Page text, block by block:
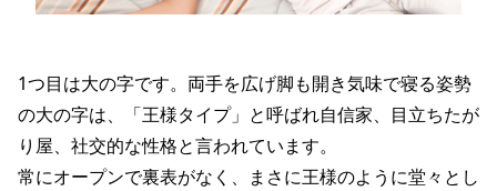
1つ目は大の字です。両手を広げ脚も開き気味で寝る姿勢
の大の字は、「王様タイプ」と呼ばれ自信家、目立ちたが
り屋、社交的な性格と言われています。
常にオープンで裏表がなく、まさに王様のように堂々とし